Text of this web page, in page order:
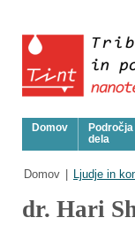
Domov
Področja
dela
Domov Ljudje in
dr. Hari